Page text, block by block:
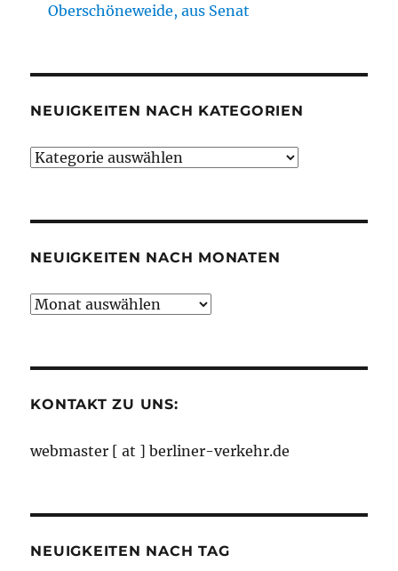
Oberschöneweide, aus Senat
NEUIGKEITEN NACH KATEGORIEN
Neuigkeiten
NEUIGKEITEN NACH MONATEN
Neuigkeiten
KONTAKT ZU UNS:
webmaster [ at ] berliner-verkehr.de
NEUIGKEITEN NACH TAG